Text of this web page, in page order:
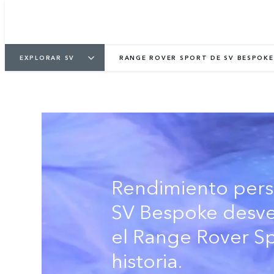
EXPLORAR SV RANGE ROVER SPORT DE SV BESPOKE
Rendimiento
SV Bespoke
el Range Rover
historia.